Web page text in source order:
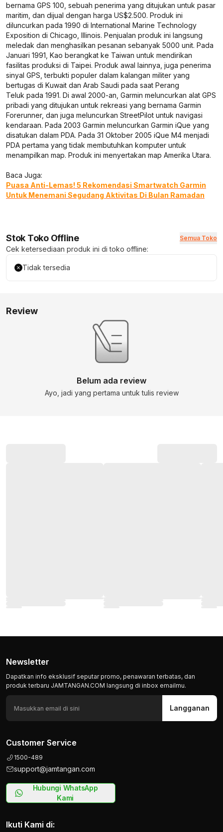
Newsletter
Dapatkan info eksklusif seputar promo, penawaran terbatas, dan
produk terbaru JAMTANGAN.COM langsung di inbox emailmu.
Langganan
Customer Service
1500-489
support@jamtangan.com
Hubungi WhatsApp
Kami
Ikuti Kami di:
bernama GPS 100, sebuah penerima yang ditujukan untuk pasar
maritim, dan dijual dengan harga US$2.500. Produk ini
diluncurkan pada 1990 di International Marine Technology
Exposition di Chicago, Illinois. Penjualan produk ini langsung
meledak dan menghasilkan pesanan sebanyak 5000 unit. Pada
Januari 1991, Kao berangkat ke Taiwan untuk mendirikan
fasilitas produksi di Taipei. Produk awal lainnya, juga penerima
sinyal GPS, terbukti populer dalam kalangan militer yang
bertugas di Kuwait dan Arab Saudi pada saat Perang
Teluk pada 1991. Di awal 2000-an, Garmin meluncurkan alat GPS
pribadi yang ditujukan untuk rekreasi yang bernama Garmin
Forerunner, dan juga meluncurkan StreetPilot untuk navigasi
kendaraan. Pada 2003 Garmin meluncurkan Garmin iQue yang
disatukan dalam PDA. Pada 31 Oktober 2005 iQue M4 menjadi
PDA pertama yang tidak membutuhkan komputer untuk
menampilkan map. Produk ini menyertakan map Amerika Utara.
Baca Juga:
Puasa Anti-Lemas! 5 Rekomendasi Smartwatch Garmin
Untuk Menemani Segudang Aktivitas Di Bulan Ramadan
Stok Toko Offline Semua Toko
Cek ketersediaan produk ini di toko offline:
Tidak tersedia
Review
Belum ada review
Ayo, jadi yang pertama untuk tulis review